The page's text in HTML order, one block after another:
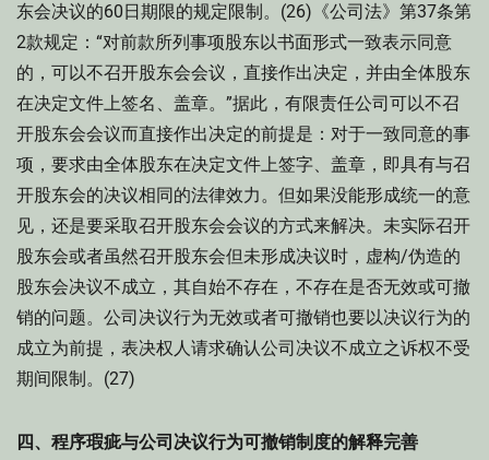
东会决议的60日期限的规定限制。(26)《公司法》第37条第
2款规定：“对前款所列事项股东以书面形式一致表示同意
的，可以不召开股东会会议，直接作出决定，并由全体股东
在决定文件上签名、盖章。”据此，有限责任公司可以不召
开股东会会议而直接作出决定的前提是：对于一致同意的事
项，要求由全体股东在决定文件上签字、盖章，即具有与召
开股东会的决议相同的法律效力。但如果没能形成统一的意
见，还是要采取召开股东会会议的方式来解决。未实际召开
股东会或者虽然召开股东会但未形成决议时，虚构/伪造的
股东会决议不成立，其自始不存在，不存在是否无效或可撤
销的问题。公司决议行为无效或者可撤销也要以决议行为的
成立为前提，表决权人请求确认公司决议不成立之诉权不受
期间限制。(27)
四、程序瑕疵与公司决议行为可撤销制度的解释完善